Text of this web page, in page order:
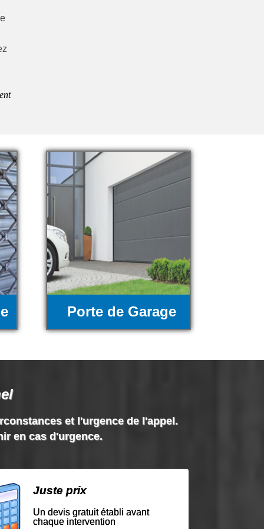
Porte de Garage
et l'urgence de l'appel.
en cas d'urgence.
Juste prix
Un devis gratuit établi avant
chaque intervention